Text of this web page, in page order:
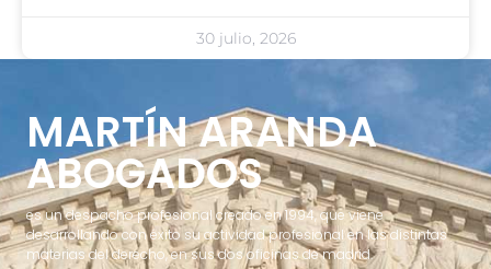
30 julio, 2026
MARTÍN ARANDA
ABOGADOS
es un despacho profesional creado en 1994, que viene
desarrollando con éxito su actividad profesional en las distintas
materias del derecho, en sus dos oficinas de madrid.